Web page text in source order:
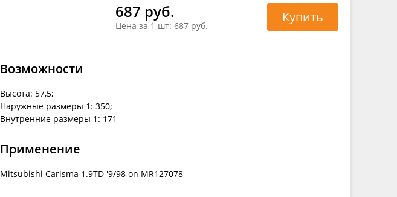
687 руб.
Цена за 1 шт: 687 руб.
Купить
Возможности
Высота: 57,5;
Наружные размеры 1: 350;
Внутренние размеры 1: 171
Применение
Mitsubishi Carisma 1.9TD '9/98 on MR127078